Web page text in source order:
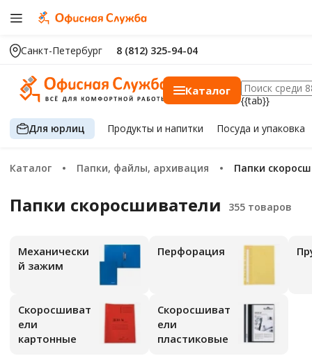
Санкт-Петербург 8 (812) 325-94-04
Каталог
{{tab}}
Для юрлиц Продуктыи напитки Посуда и упаковка
Каталог Папки, файлы, архивация Папки
Папки скоросшиватели
Механически
й зажим
Перфорация
Скоросшиват
ели
картонные
Скоросшиват
ели
пластиковые